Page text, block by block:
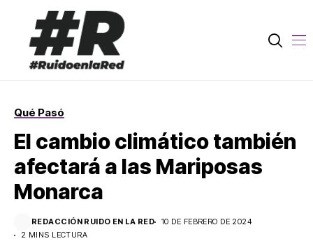
Qué Pasó
El cambio climático también
afectará a las Mariposas
Monarca
REDACCIÓN RUIDO EN LA RED
10 DE FEBRERO DE 2024
2 MINS LECTURA